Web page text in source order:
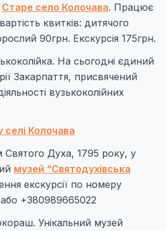
Старе село Колочава. Працює
квитків: дитячого
90грн. Екскурсія 175грн.
На сьогодні єдиний
Закарпаття, присвячений
вузькоколійних
Колочава
Духа, 1795 року, у
музей “Святодухівська
екскурсії по номеру
+380989665022
Унікальний музей